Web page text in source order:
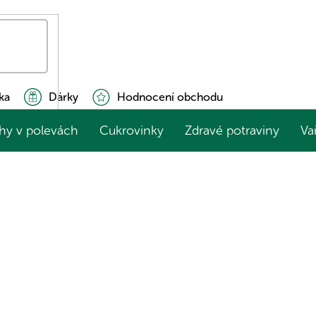
Dárky Hodnocení obchodu
v polevách Cukrovinky Zdravé potraviny